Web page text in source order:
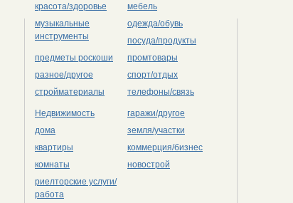
красота/здоровье
мебель
музыкальные
инструменты
одежда/обувь
посуда/продукты
предметы роскоши
промтовары
разное/другое
спорт/отдых
стройматериалы
телефоны/связь
Недвижимость
гаражи/другое
дома
земля/участки
квартиры
коммерция/бизнес
комнаты
новострой
риелторские услуги/
работа